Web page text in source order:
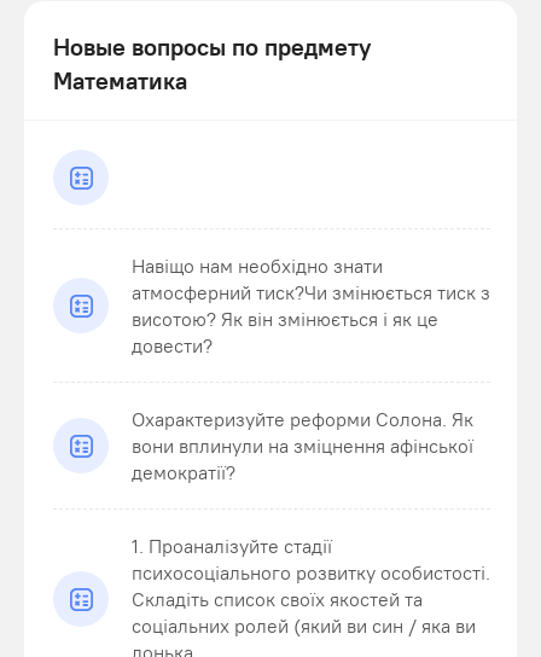
Новые вопросы по предмету
Математика
Навіщо нам необхідно знати
атмосферний тиск?Чи змінюється тиск з
висотою? Як він змінюється і як це
довести?
Охарактеризуйте реформи Солона. Як
вони вплинули на зміцнення афінської
демократії?
1. Проаналізуйте стадії
психосоціального розвитку особистості.
Складіть список своїх якостей та
соціальних ролей (який ви син / яка ви
донька, ...